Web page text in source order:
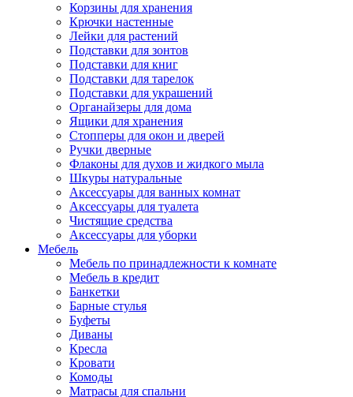
Корзины для хранения
Крючки настенные
Лейки для растений
Подставки для зонтов
Подставки для книг
Подставки для тарелок
Подставки для украшений
Органайзеры для дома
Ящики для хранения
Стопперы для окон и дверей
Ручки дверные
Флаконы для духов и жидкого мыла
Шкуры натуральные
Аксессуары для ванных комнат
Аксессуары для туалета
Чистящие средства
Аксессуары для уборки
Мебель
Мебель по принадлежности к комнате
Мебель в кредит
Банкетки
Барные стулья
Буфеты
Диваны
Кресла
Кровати
Комоды
Матрасы для спальни